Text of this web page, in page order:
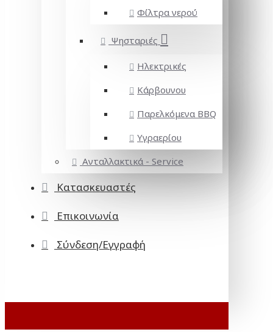
Φίλτρα νερού
Ψησταριές
Ηλεκτρικές
Κάρβουνου
Παρελκόμενα BBQ
Υγραερίου
Ανταλλακτικά - Service
Κατασκευαστές
Επικοινωνία
Σύνδεση/Εγγραφή